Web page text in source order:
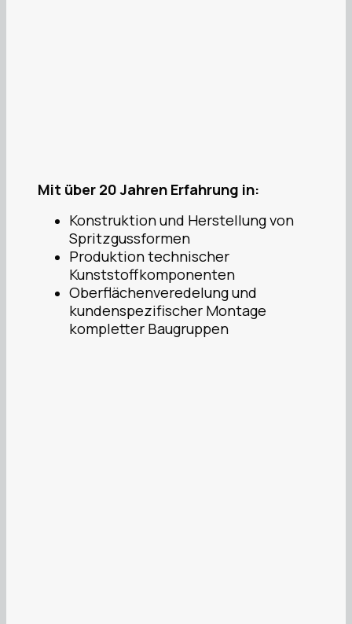
Mit über 20 Jahren Erfahrung in:
Konstruktion und Herstellung von
Spritzgussformen
Produktion technischer
Kunststoffkomponenten
Oberflächenveredelung und
kundenspezifischer Montage
kompletter Baugruppen